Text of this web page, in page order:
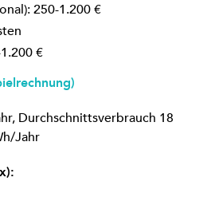
250-1.200 €
€
Durchschnittsverbrauch 18
Jahr